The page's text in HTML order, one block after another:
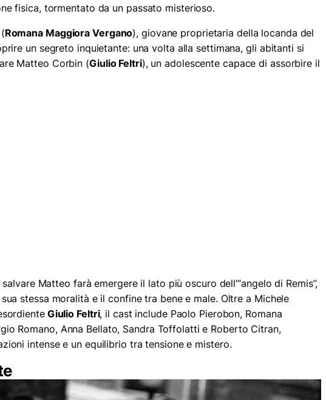
fisica, tormentato da un passato misterioso.
Romana Maggiora Vergano), giovane proprietaria della locanda del
un segreto inquietante: una volta alla settimana, gli abitanti si
Matteo Corbin (Giulio Feltri), un adolescente capace di assorbire il
Matteo farà emergere il lato più oscuro dell’“angelo di Remis”,
stessa moralità e il confine tra bene e male. Oltre a Michele
Giulio Feltri, il cast include Paolo Pierobon, Romana
Romano, Anna Bellato, Sandra Toffolatti e Roberto Citran,
intense e un equilibrio tra tensione e mistero.